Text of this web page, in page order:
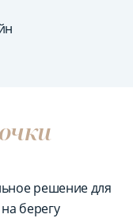
решение для
берегу